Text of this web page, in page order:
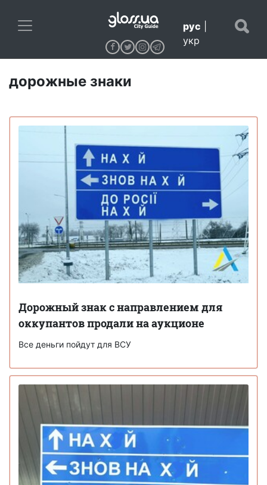
рус
укр
дорожные знаки
Дорожный знак с направлением для
оккупантов продали на аукционе
Все деньги пойдут для ВСУ